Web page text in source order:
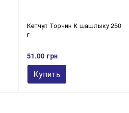
Кетчуп Торчин К шашлыку 250
г
51.00 грн
Купить